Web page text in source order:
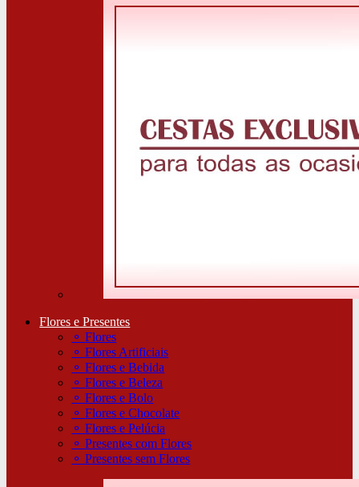
Flores e Presentes
⚬Flores
⚬Flores Artificiais
⚬Flores e Bebida
⚬Flores e Beleza
⚬Flores e Bolo
⚬Flores e Chocolate
⚬Flores e Pelúcia
⚬Presentes com Flores
⚬Presentes sem Flores